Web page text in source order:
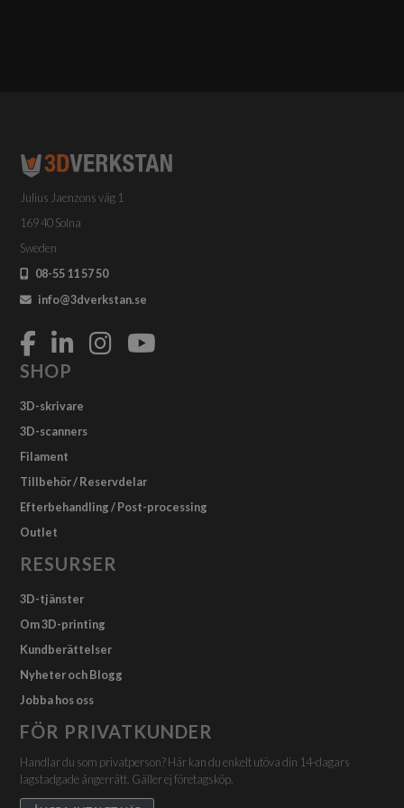
Julius Jaenzons väg 1
169 40 Solna
Sweden
08-55 11 57 50
info@3dverkstan.se
SHOP
3D-skrivare
3D-scanners
Filament
Tillbehör / Reservdelar
Efterbehandling / Post-processing
Outlet
RESURSER
3D-tjänster
Om 3D-printing
Kundberättelser
Nyheter och Blogg
Jobba hos oss
FÖR PRIVATKUNDER
Handlar du som privatperson? Här kan du enkelt utöva din 14-dagars
lagstadgade ångerrätt. Gäller ej företagsköp.